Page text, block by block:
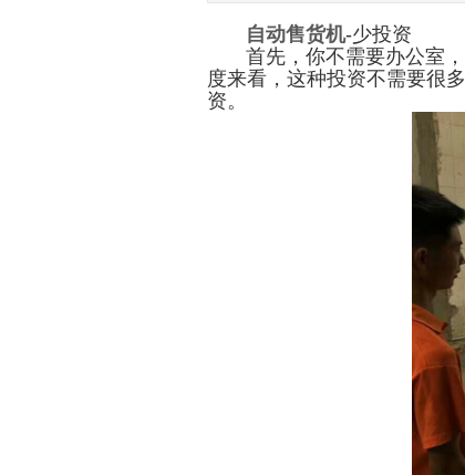
自动售货机-少投资
首先，你不需要办公室，
度来看，这种投资不需要很
资。